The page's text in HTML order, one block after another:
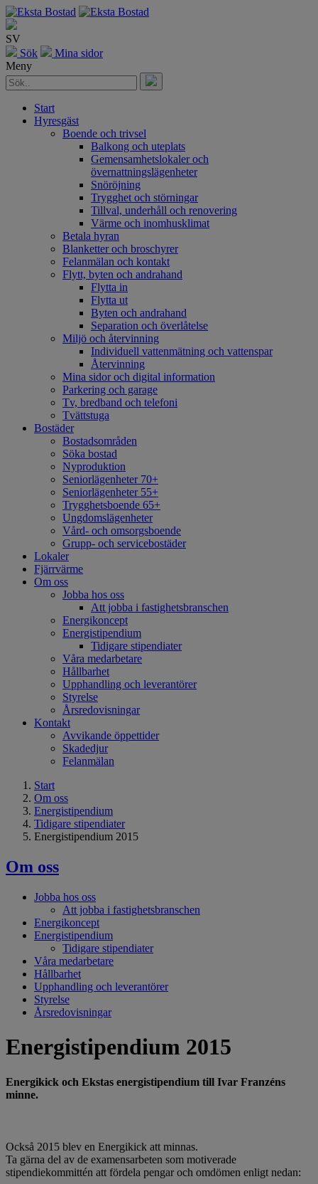
SV
Sök
Mina sidor
Meny
Start
Hyresgäst
Boende och trivsel
Balkong och uteplats
Gemensamhetslokaler och
övernattningslägenheter
Snöröjning
Trygghet och störningar
Tillval, underhåll och renovering
Värme och inomhusklimat
Betala hyran
Blanketter och broschyrer
Felanmälan och kontakt
Flytt, byten och andrahand
Flytta in
Flytta ut
Byten och andrahand
Separation och överlåtelse
Miljö och återvinning
Individuell vattenmätning och vattenspar
Återvinning
Mina sidor och digital information
Parkering och garage
Tv, bredband och telefoni
Tvättstuga
Bostäder
Bostadsområden
Söka bostad
Nyproduktion
Seniorlägenheter 70+
Seniorlägenheter 55+
Trygghetsboende 65+
Ungdomslägenheter
Vård- och omsorgsboende
Grupp- och servicebostäder
Lokaler
Fjärrvärme
Om oss
Jobba hos oss
Att jobba i fastighetsbranschen
Energikoncept
Energistipendium
Tidigare stipendiater
Våra medarbetare
Hållbarhet
Upphandling och leverantörer
Styrelse
Årsredovisningar
Kontakt
Avvikande öppettider
Skadedjur
Felanmälan
Start
Om oss
Energistipendium
Tidigare stipendiater
Energistipendium 2015
Om oss
Jobba hos oss
Att jobba i fastighetsbranschen
Energikoncept
Energistipendium
Tidigare stipendiater
Våra medarbetare
Hållbarhet
Upphandling och leverantörer
Styrelse
Årsredovisningar
Energistipendium 2015
Energikick och Ekstas energistipendium till Ivar Franzéns
minne.
Också 2015 blev en Energikick att minnas.
Ta gärna del av de examensarbeten som motiverade
stipendiekommittén att fördela pengar och omdömen enligt nedan: